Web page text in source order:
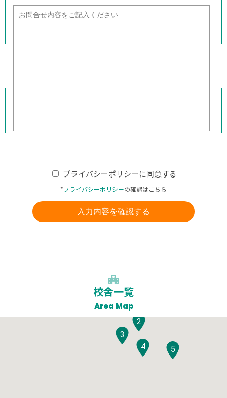
プライバシーポリシーに同意する
*プライバシーポリシーの確認はこちら
校舎一覧
Area Map
1
2
3
4
5